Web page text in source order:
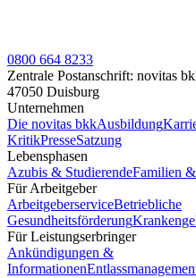
0800 664 8233
Zentrale Postanschrift: novitas
47050 Duisburg
Unternehmen
Die novitas bkkAusbildung
KritikPresseSatzung
Lebensphasen
Azubis & StudierendeFamilien
Für Arbeitgeber
ArbeitgeberserviceBetriebliche
Gesundheitsförderung
Für Leistungserbringer
Ankündigungen &
Informationen